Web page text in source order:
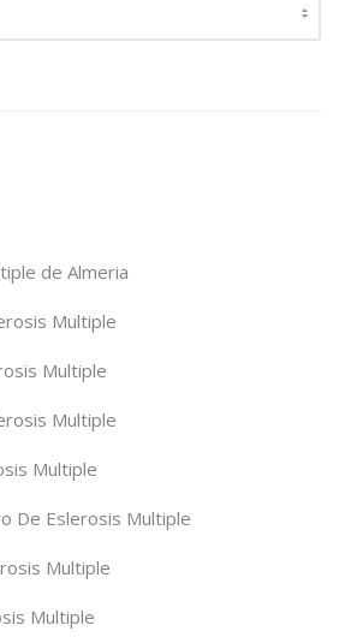
de Almeria
Multiple
Multiple
Multiple
Multiple
De Eslerosis Multiple
Multiple
Multiple